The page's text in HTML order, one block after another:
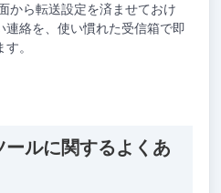
から転送設定を済ませておけ
連絡を、使い慣れた受信箱で即
。
ルに関するよくあ